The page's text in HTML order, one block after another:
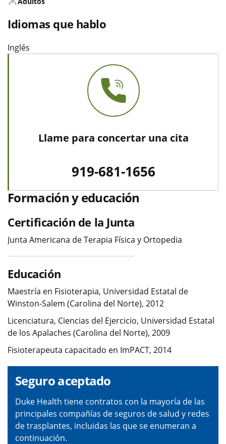
Idiomas que hablo
Inglés
Llame para concertar una cita
919-681-1656
Formación y educación
Certificación de la Junta
Junta Americana de Terapia Física y Ortopedia
Educación
Maestría en Fisioterapia, Universidad Estatal de
Winston-Salem (Carolina del Norte), 2012
Licenciatura, Ciencias del Ejercicio, Universidad Estatal
de los Apalaches (Carolina del Norte), 2009
Fisioterapeuta capacitado en ImPACT, 2014
Seguro aceptado
Duke Health tiene contratos con la mayoría de las
principales compañías de seguros de salud y redes
de trasplantes, incluidas las que se enumeran a
continuación.